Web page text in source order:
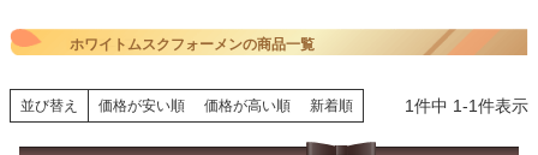
ホワイトムスクフォーメンの商品一覧
並び替え 価格が安い順 価格が高い順 新着順 1件中 1-1件表示